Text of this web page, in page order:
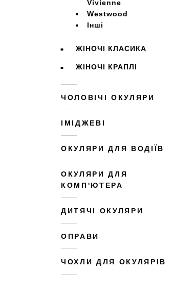
Vivienne
Westwood
Інші
ЖІНОЧІ КЛАСИКА
ЖІНОЧІ КРАПЛІ
ЧОЛОВІЧІ ОКУЛЯРИ
ІМІДЖЕВІ
ОКУЛЯРИ ДЛЯ ВОДІЇВ
ОКУЛЯРИ ДЛЯ
КОМП'ЮТЕРА
ДИТЯЧІ ОКУЛЯРИ
ОПРАВИ
ЧОХЛИ ДЛЯ ОКУЛЯРІВ